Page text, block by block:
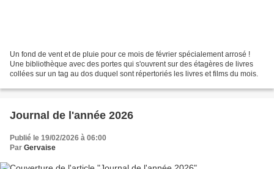
Un fond de vent et de pluie pour ce mois de février spécialement arrosé !
Une bibliothèque avec des portes qui s'ouvrent sur des étagères de livres
collées sur un tag au dos duquel sont répertoriés les livres et films du mois.
Journal de l'année 2026
Publié le 19/02/2026 à 06:00
Par Gervaise